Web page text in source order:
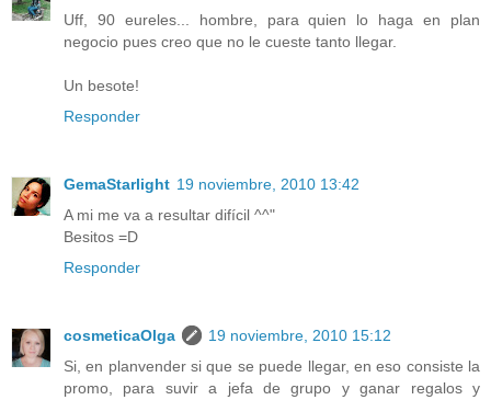
Uff, 90 eureles... hombre, para quien lo haga en plan
negocio pues creo que no le cueste tanto llegar.
Un besote!
Responder
GemaStarlight 19 noviembre, 2010 13:42
A mi me va a resultar difícil ^^"
Besitos =D
Responder
cosmeticaOlga
19 noviembre, 2010 15:12
Si, en planvender si que se puede llegar, en eso consiste la
promo, para suvir a jefa de grupo y ganar regalos y